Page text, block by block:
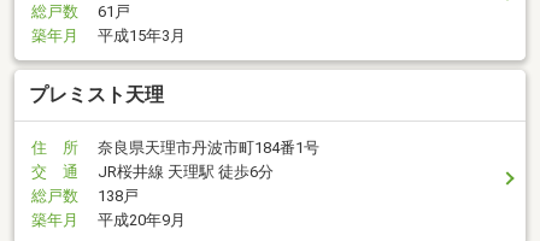
総戸数
61戸
築年月
平成15年3月
プレミスト天理
住 所
奈良県天理市丹波市町184番1号
交 通
JR桜井線 天理駅 徒歩6分
総戸数
138戸
築年月
平成20年9月